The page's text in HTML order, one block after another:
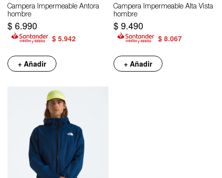
Campera Impermeable Antora
hombre
$6.990
$ 5.942
+ Añadir
Campera Impermeable Alta Vista
hombre
$9.490
$ 8.067
+ Añadir